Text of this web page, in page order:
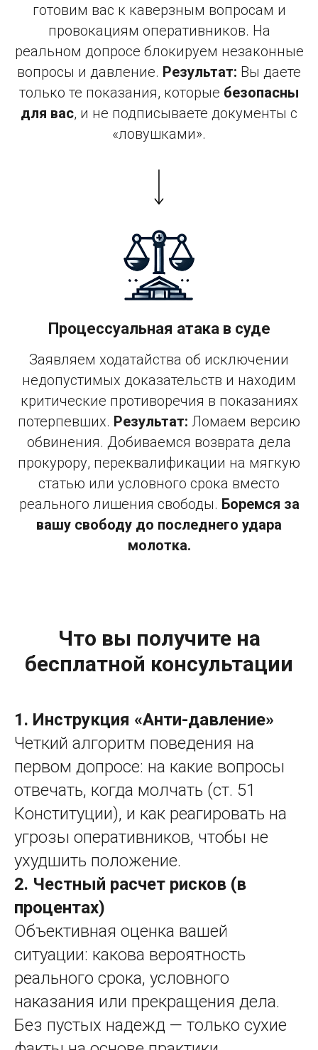
готовим вас к каверзным вопросам и
провокациям оперативников. На
реальном допросе блокируем незаконные
вопросы и давление. Результат: Вы даете
только те показания, которые безопасны
для вас, и не подписываете документы с
«ловушками».
Процессуальная атака в суде
Заявляем ходатайства об исключении
недопустимых доказательств и находим
критические противоречия в показаниях
потерпевших. Результат: Ломаем версию
обвинения. Добиваемся возврата дела
прокурору, переквалификации на мягкую
статью или условного срока вместо
реального лишения свободы. Боремся за
вашу свободу до последнего удара
молотка.
Что вы получите на
бесплатной консультации
1. Инструкция «Анти-давление»
Четкий алгоритм поведения на
первом допросе: на какие вопросы
отвечать, когда молчать (ст. 51
Конституции), и как реагировать на
угрозы оперативников, чтобы не
ухудшить положение.
2. Честный расчет рисков (в
процентах)
Объективная оценка вашей
ситуации: какова вероятность
реального срока, условного
наказания или прекращения дела.
Без пустых надежд — только сухие